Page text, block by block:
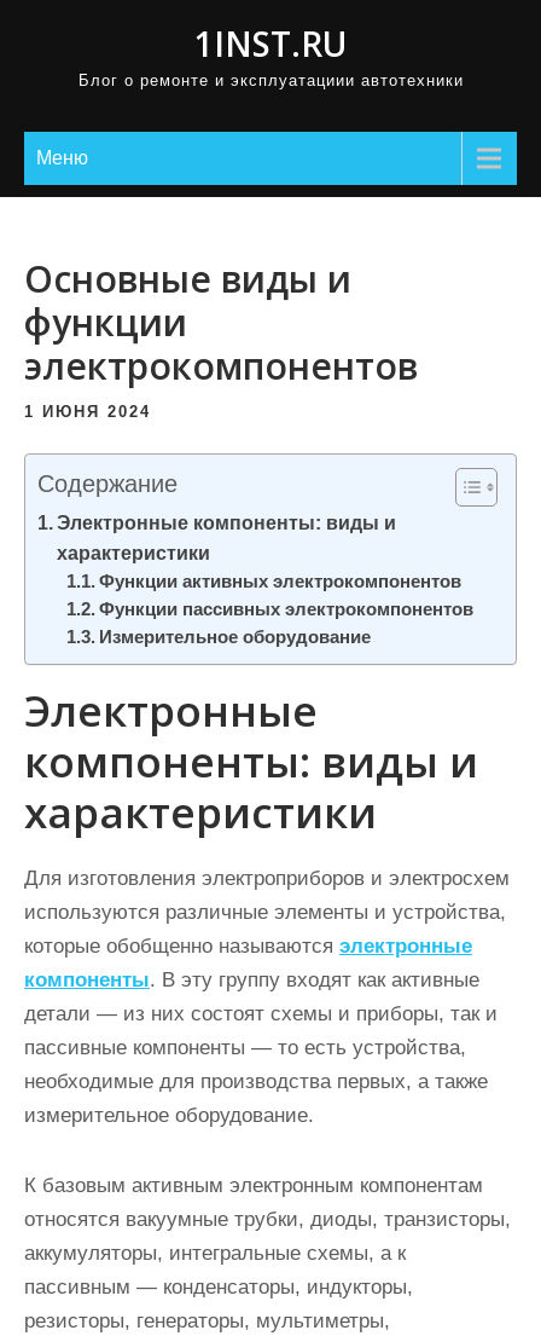
1INST.RU
Блог о ремонте и эксплуатациии автотехники
Меню
Основные виды и
функции
электрокомпонентов
1 ИЮНЯ 2024
Содержание
Электронные компоненты: виды и
характеристики
Функции активных электрокомпонентов
Функции пассивных электрокомпонентов
Измерительное оборудование
Электронные
компоненты: виды и
характеристики
Для изготовления электроприборов и электросхем
используются различные элементы и устройства,
которые обобщенно называются электронные
компоненты. В эту группу входят как активные
детали — из них состоят схемы и приборы, так и
пассивные компоненты — то есть устройства,
необходимые для производства первых, а также
измерительное оборудование.
К базовым активным электронным компонентам
относятся вакуумные трубки, диоды, транзисторы,
аккумуляторы, интегральные схемы, а к
пассивным — конденсаторы, индукторы,
резисторы, генераторы, мультиметры,